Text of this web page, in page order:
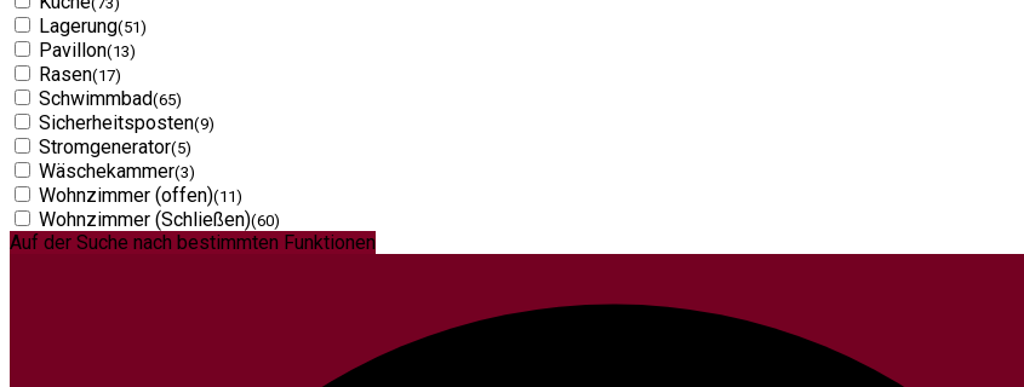
Lagerung(51)
Pavillon(13)
Rasen(17)
Schwimmbad(65)
Sicherheitsposten(9)
Stromgenerator(5)
Wäschekammer(3)
Wohnzimmer (offen)(11)
Wohnzimmer (Schließen)(60)
Auf der Suche nach bestimmten Funktionen